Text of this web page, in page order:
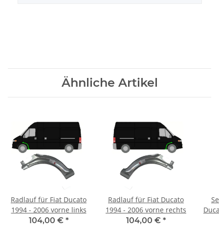
Ähnliche Artikel
Radlauf für Fiat Ducato
1994 - 2006 vorne links
104,00 € *
Radlauf für Fiat Ducato
1994 - 2006 vorne rechts
104,00 € *